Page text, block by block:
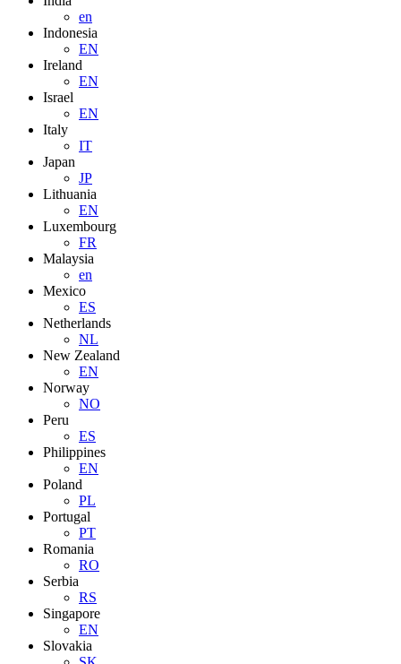
en
Indonesia
EN
Ireland
EN
Israel
EN
Italy
IT
Japan
JP
Lithuania
EN
Luxembourg
FR
Malaysia
en
Mexico
ES
Netherlands
NL
New Zealand
EN
Norway
NO
Peru
ES
Philippines
EN
Poland
PL
Portugal
PT
Romania
RO
Serbia
RS
Singapore
EN
Slovakia